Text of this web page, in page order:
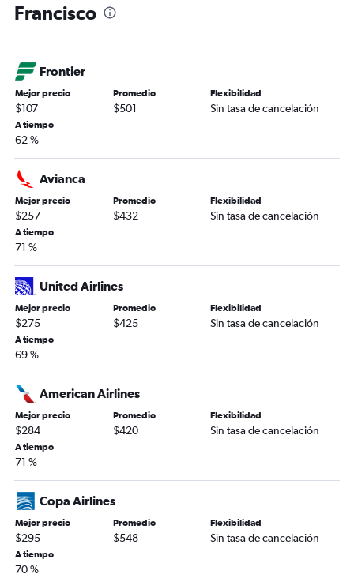
Francisco
Frontier
Mejor precio
$107
Promedio
$501
Flexibilidad
Sin tasa de cancelación
A tiempo
62 %
Avianca
Mejor precio
$257
Promedio
$432
Flexibilidad
Sin tasa de cancelación
A tiempo
71 %
United Airlines
Mejor precio
$275
Promedio
$425
Flexibilidad
Sin tasa de cancelación
A tiempo
69 %
American Airlines
Mejor precio
$284
Promedio
$420
Flexibilidad
Sin tasa de cancelación
A tiempo
71 %
Copa Airlines
Mejor precio
$295
Promedio
$548
Flexibilidad
Sin tasa de cancelación
A tiempo
70 %